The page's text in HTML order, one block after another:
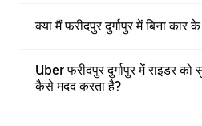
क्या मैं फरीदपुर दुर्गापुर में बिना
Uber फरीदपुर दुर्गापुर में राइडर को
कैसे मदद करता है?